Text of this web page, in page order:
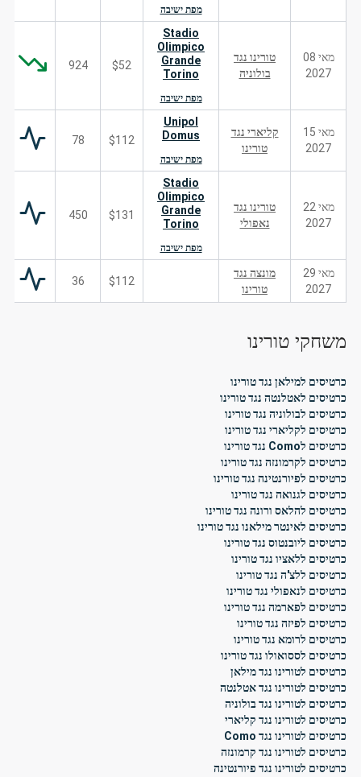
מפת ישיבה
מאי 08
2027
טורינו נגד
בולוניה
Stadio
Olimpico
Grande
Torino
מפת ישיבה
$52
924
מאי 15
2027
קליארי נגד
טורינו
Unipol
Domus
מפת ישיבה
$112
78
מאי 22
2027
טורינו נגד
נאפולי
Stadio
Olimpico
Grande
Torino
מפת ישיבה
$131
450
מאי 29
2027
מונצה נגד
טורינו
$112
36
משחקי טורינו
כרטיסים למילאן נגד טורינו
כרטיסים לאטלנטה נגד טורינו
כרטיסים לבולוניה נגד טורינו
כרטיסים לקליארי נגד טורינו
כרטיסים לComo נגד טורינו
כרטיסים לקרמונזה נגד טורינו
כרטיסים לפיורנטינה נגד טורינו
כרטיסים לגנואה נגד טורינו
כרטיסים להלאס ורונה נגד טורינו
כרטיסים לאינטר מילאנו נגד טורינו
כרטיסים ליובנטוס נגד טורינו
כרטיסים ללאציו נגד טורינו
כרטיסים ללצ'ה נגד טורינו
כרטיסים לנאפולי נגד טורינו
כרטיסים לפארמה נגד טורינו
כרטיסים לפיזה נגד טורינו
כרטיסים לרומא נגד טורינו
כרטיסים לססואולו נגד טורינו
כרטיסים לטורינו נגד מילאן
כרטיסים לטורינו נגד אטלנטה
כרטיסים לטורינו נגד בולוניה
כרטיסים לטורינו נגד קליארי
כרטיסים לטורינו נגד Como
כרטיסים לטורינו נגד קרמונזה
כרטיסים לטורינו נגד פיורנטינה